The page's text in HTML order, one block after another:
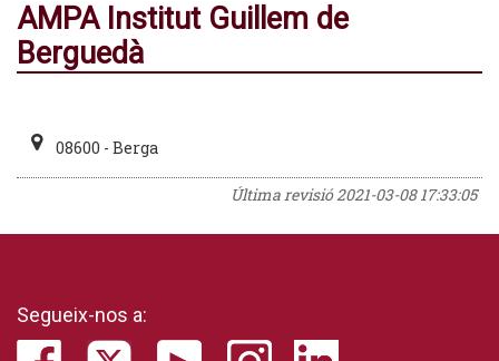
AMPA Institut Guillem de
Berguedà
08600 - Berga
Última revisió2021-03-08 17:33:05
Segueix-nos a: